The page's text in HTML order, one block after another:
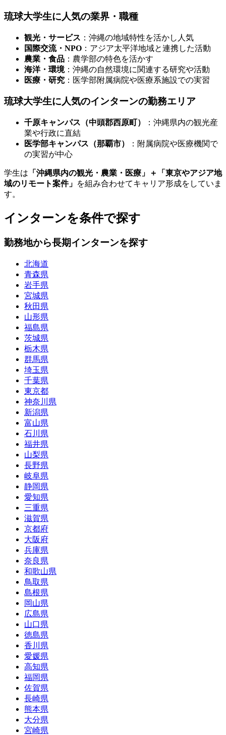
琉球大学生に人気の業界・職種
観光・サービス ：沖縄の地域特性を活かし人気
国際交流・NPO ：アジア太平洋地域と連携した活動
農業・食品 ：農学部の特色を活かす
海洋・環境：沖縄の自然環境に関連する研究や活動
医療・研究 ：医学部附属病院や医療系施設での実習
琉球大学生に人気のインターンの勤務エリア
千原キャンパス（中頭郡西原町）
：沖縄県内の観光産
業や行政に直結
医学部キャンパス（那覇市）
：附属病院や医療機関で
の実習が中心
学生は 「沖縄県内の観光・農業・医療」＋「東京やアジア地
域のリモート案件」 を組み合わせてキャリア形成をしていま
す。
インターンを条件で探す
勤務地から長期インターンを探す
北海道
青森県
岩手県
宮城県
秋田県
山形県
福島県
茨城県
栃木県
群馬県
埼玉県
千葉県
東京都
神奈川県
新潟県
富山県
石川県
福井県
山梨県
長野県
岐阜県
静岡県
愛知県
三重県
滋賀県
京都府
大阪府
兵庫県
奈良県
和歌山県
鳥取県
島根県
岡山県
広島県
山口県
徳島県
香川県
愛媛県
高知県
福岡県
佐賀県
長崎県
熊本県
大分県
宮崎県